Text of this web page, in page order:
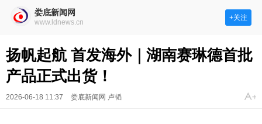
娄底新闻网
www.ldnews.cn
+关注
扬帆起航 首发海外｜湖南赛琳德首批
产品正式出货！
2026-06-18 11:37 娄底新闻网 卢韬